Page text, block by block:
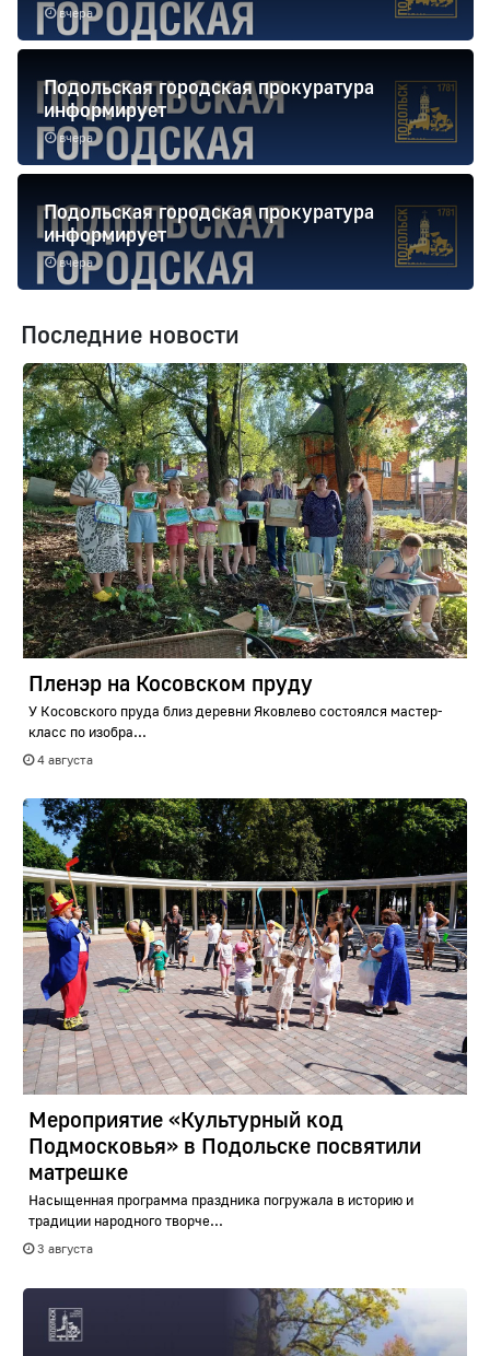
вчера
вчера
Подольская городская прокуратура
информирует
вчера
Подольская городская прокуратура
информирует
Последние новости
Пленэр на Косовском пруду
У Косовского пруда близ деревни Яковлево состоялся мастер-
класс по изобра...
4 августа
Мероприятие «Культурный код
Подмосковья» в Подольске посвятили
матрешке
Насыщенная программа праздника погружала в историю и
традиции народного творче...
3 августа